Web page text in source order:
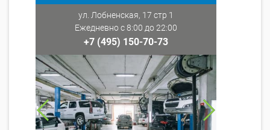
ул. Лобненская, 17 стр 1
Ежедневно с 8:00 до 22:00
+7 (495) 150-70-73